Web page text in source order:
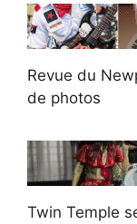
Revue du
de photos
Twin Temple